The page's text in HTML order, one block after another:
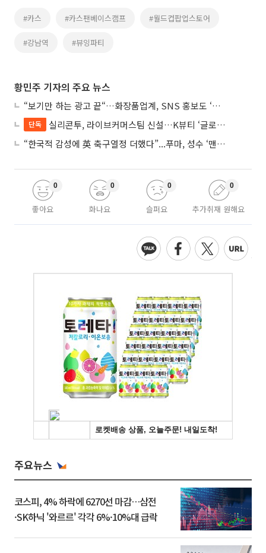
#카스 #카스팬베이스캠프 #월드컵팝업스토어
#강남역 #뷰잉파티
황민주 기자의 주요 뉴스
“보기만 하는 광고 끝“…화장품업계, SNS 홍보도 ‘참여형 콘텐츠’로 변모
단독
실리콘투, 라이브커머스팀 신설…K뷰티 ‘글로벌 판매망’ 확대 속도
“한국적 감성에 英 축구열정 더했다”...푸마, 성수 ‘맨시티 하우스’ 팝업
좋아요
0
화나요
0
슬퍼요
0
추가취재 원해요
0
주요뉴스
코스피, 4% 하락에 6270선 마감…삼전
·SK하닉 '와르르' 각각 6%·10%대 급락